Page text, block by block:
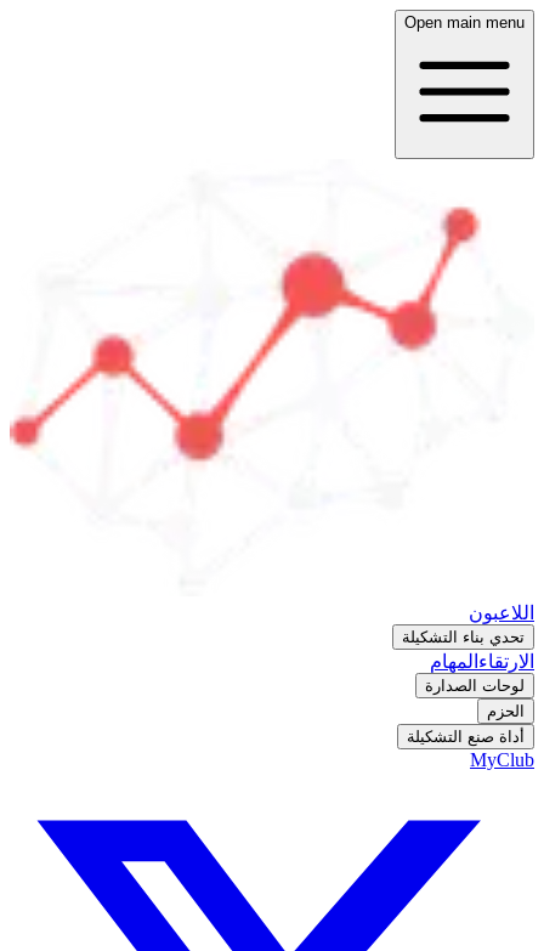
Open main menu
اللاعبون
تحدي بناء التشكيلة
الارتقاء المهام
لوحات الصدارة
الحزم
أداة صنع التشكيلة
MyClub